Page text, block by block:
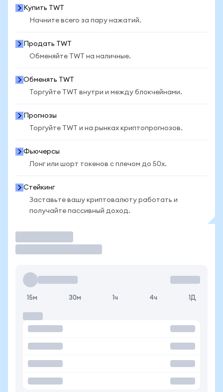
Купить TWT
Начните всего за пару нажатий.
Продать TWT
Обменяйте TWT на наличные.
Обменять TWT
Торгуйте TWT внутри и между блокчейнами.
Прогнозы
Торгуйте TWT и на рынках криптопрогнозов.
Фьючерсы
Лонг или шорт токенов с плечом до 50x.
Стейкинг
Заставьте вашу криптовалюту работать и
получайте пассивный доход.
15м 30м 1ч 4ч 1Д